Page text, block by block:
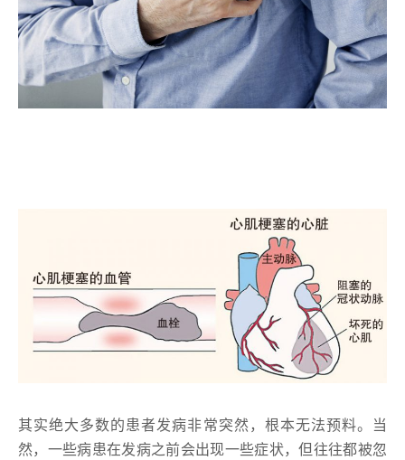
其实绝大多数的患者发病非常突然，根本无法预料。当
然，一些病患在发病之前会出现一些症状，但往往都被忽